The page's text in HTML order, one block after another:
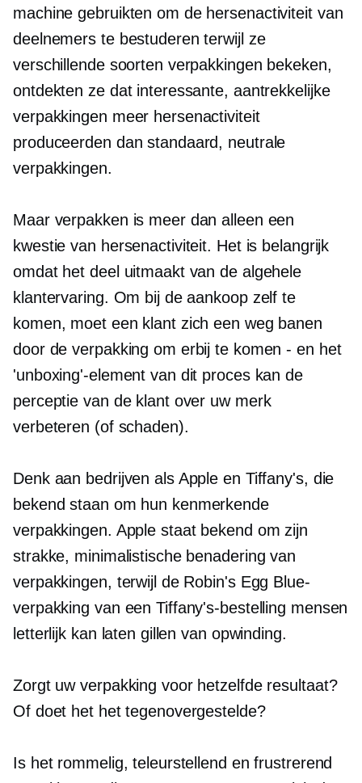
machine gebruikten om de hersenactiviteit van
deelnemers te bestuderen terwijl ze
verschillende soorten verpakkingen bekeken,
ontdekten ze dat interessante, aantrekkelijke
verpakkingen meer hersenactiviteit
produceerden dan standaard, neutrale
verpakkingen.
Maar verpakken is meer dan alleen een
kwestie van hersenactiviteit. Het is belangrijk
omdat het deel uitmaakt van de algehele
klantervaring. Om bij de aankoop zelf te
komen, moet een klant zich een weg banen
door de verpakking om erbij te komen- en het
'unboxing'-element van dit proces kan de
perceptie van de klant over uw merk
verbeteren (of schaden).
Denk aan bedrijven als Apple en Tiffany's, die
bekend staan ​​om hun kenmerkende
verpakkingen. Apple staat bekend om zijn
strakke, minimalistische benadering van
verpakkingen, terwijl de Robin's Egg Blue-
verpakking van een Tiffany's-bestelling mensen
letterlijk kan laten gillen van opwinding.
Zorgt uw verpakking voor hetzelfde resultaat?
Of doet het het tegenovergestelde?
Is het rommelig, teleurstellend en frustrerend